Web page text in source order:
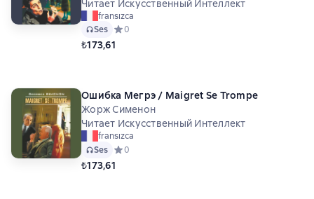
Читает Искусственный Интеллект
fransızca
Ses Средний рейтинг 0 на основе 0 оценок
0
₺173,61
Ошибка Мегрэ / Maigret Se Trompe
Жорж Сименон
Читает Искусственный Интеллект
fransızca
Ses Средний рейтинг 0 на основе 0 оценок
0
₺173,61